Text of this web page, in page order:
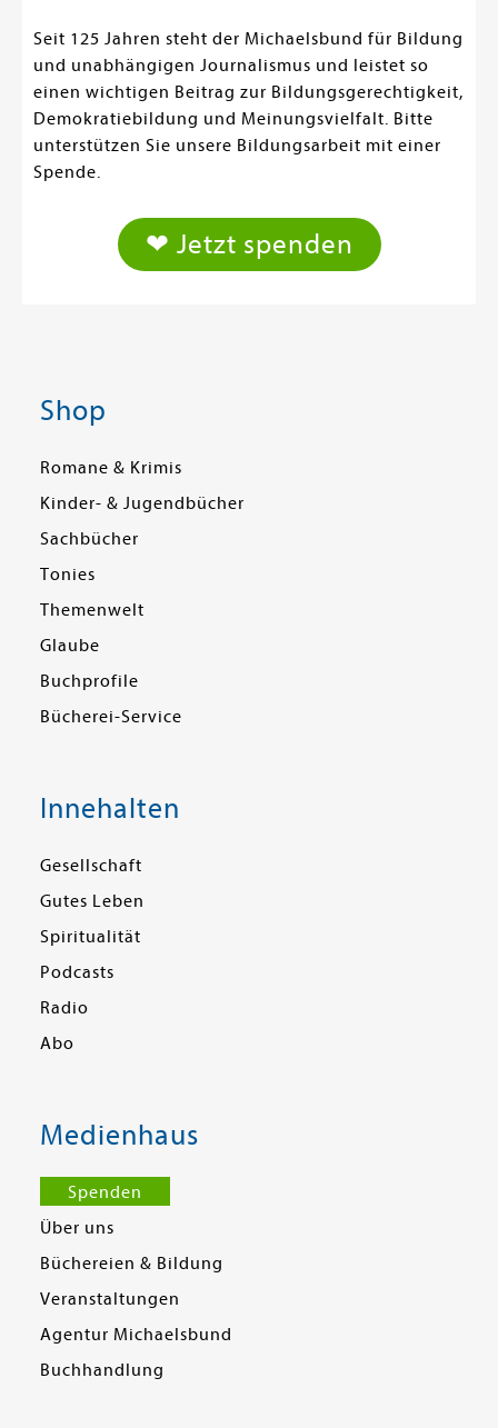
Seit 125 Jahren steht der Michaelsbund für Bildung
und unabhängigen Journalismus und leistet so
einen wichtigen Beitrag zur Bildungsgerechtigkeit,
Demokratiebildung und Meinungsvielfalt. Bitte
unterstützen Sie unsere Bildungsarbeit mit einer
Spende.
❤ Jetzt spenden
Shop
Romane & Krimis
Kinder- & Jugendbücher
Sachbücher
Tonies
Themenwelt
Glaube
Buchprofile
Bücherei-Service
Innehalten
Gesellschaft
Gutes Leben
Spiritualität
Podcasts
Radio
Abo
Medienhaus
Spenden
Über uns
Büchereien & Bildung
Veranstaltungen
Agentur Michaelsbund
Buchhandlung